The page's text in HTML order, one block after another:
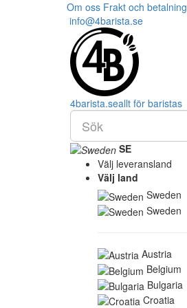
Om oss Frakt och betalning
info@4barista.se
4barista.seallt för baristas
SE
Välj leveransland
Välj land
Sweden
Sweden
Austria
Belgium
Bulgaria
Croatia